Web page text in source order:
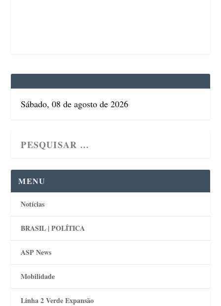
Sábado, 08 de agosto de 2026
MENU
Notícias
BRASIL | POLÍTICA
ASP News
Mobilidade
Linha 2 Verde Expansão